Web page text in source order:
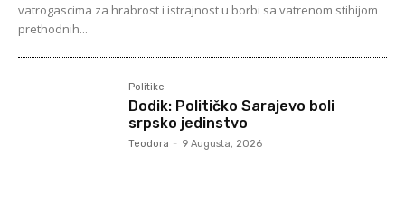
vatrogascima za hrabrost i istrajnost u borbi sa vatrenom stihijom
prethodnih...
Politike
Dodik: Političko Sarajevo boli
srpsko jedinstvo
Teodora - 9 Augusta, 2026